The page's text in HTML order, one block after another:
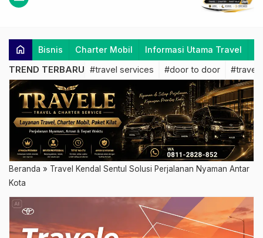
home Bisnis Charter Mobil Informasi Utama Travel
TREND TERBARU #travel services #door to door #travel
Beranda » Travel Kendal Sentul Solusi Perjalanan Nyaman Antar
Kota